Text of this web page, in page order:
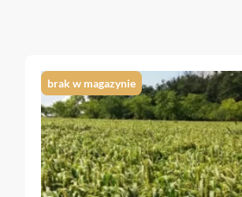
brak w magazynie